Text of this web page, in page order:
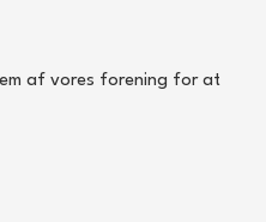
af vores forening for at